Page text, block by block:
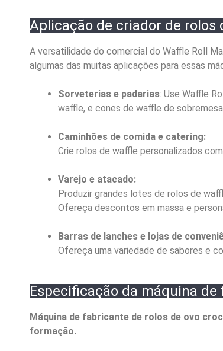
Aplicação de criador de rolos
A versatilidade do comercial do Waffle Roll
algumas das muitas aplicações para essas
Sorveterias e padarias: Use Waffle
waffle, e cones de waffle de
Caminhões de comida e catering:
Crie rolos de waffle personalizados
Varejo e atacado:
Produzir grandes lotes de rolos de
Ofereça descontos em massa e
Barras de lanches e lojas de
Ofereça uma variedade de sabores e
Especificação da máquina
Máquina de fabricante de rolos de ovo
formação.